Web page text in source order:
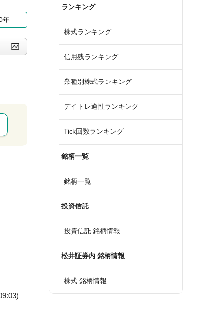
年
ランキング
株式ランキング
信用残ランキング
業種別株式ランキング
デイトレ適性ランキング
Tick回数ランキング
銘柄一覧
銘柄一覧
投資信託
投資信託 銘柄情報
松井証券内 銘柄情報
株式 銘柄情報